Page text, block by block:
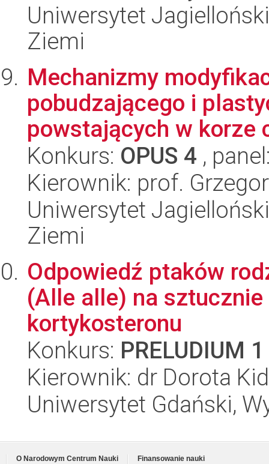
Uniwersytet
Ziemi
Mechanizmy
pobudzającego i
powstających w korze
Konkurs: OPUS 4 ,
Kierownik: prof.
Uniwersytet
Ziemi
Odpowiedź ptaków
(Alle alle) na
kortykosteronu
Konkurs: PRELUDIUM 1
Kierownik: dr Dorota
Uniwersytet Gdański,
O Narodowym Centrum Nauki
Finansowanie nauki